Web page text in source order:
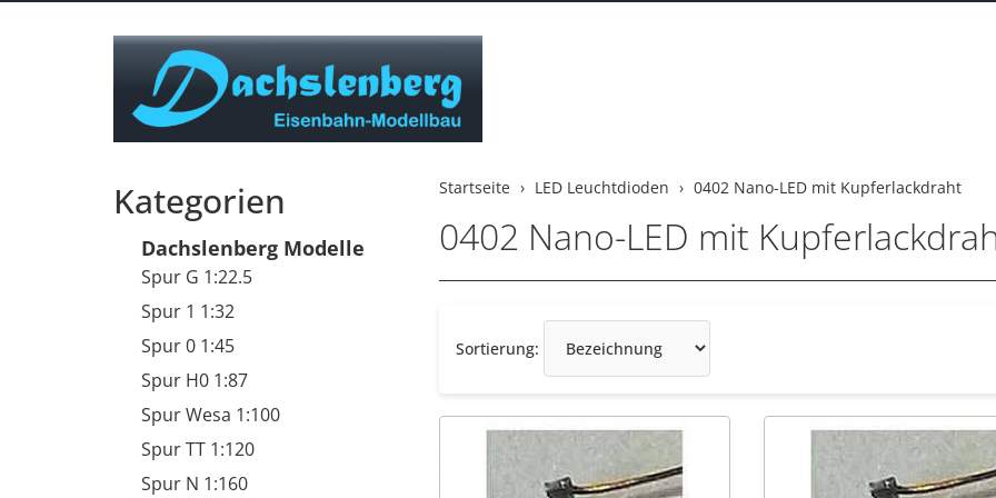
Startseite LED Leuchtdioden 0402 Nano-LED mit Kupferlackdraht
0402 Nano-LED mit
Sortierung:
Kategorien
Dachslenberg Modelle
Spur G 1:22.5
Spur 1 1:32
Spur 0 1:45
Spur H0 1:87
Spur Wesa 1:100
Spur TT 1:120
Spur N 1:160